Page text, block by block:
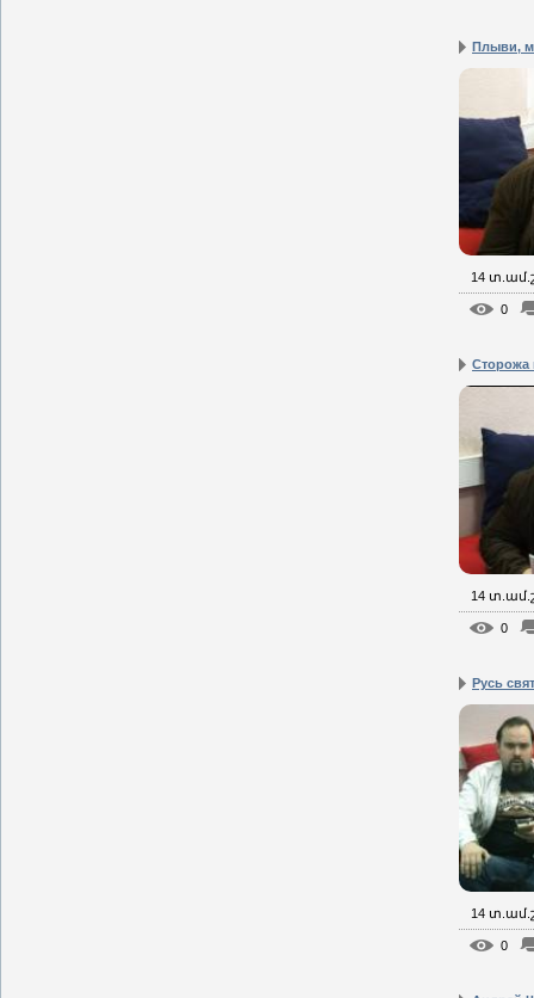
Плыви,
14
0
Сторожа
14
0
Русь
14
0